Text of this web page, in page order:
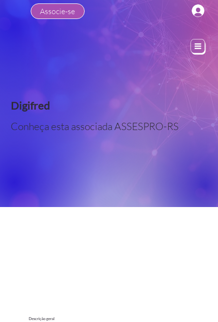
Associe-se
Descrição geral
Digifred
Conheça esta associada ASSESPRO-RS